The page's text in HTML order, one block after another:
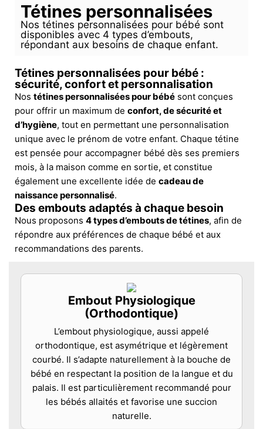
Tétines personnalisées
Nos tétines personnalisées pour bébé sont
disponibles avec 4 types d’embouts,
répondant aux besoins de chaque enfant.
Tétines personnalisées pour bébé :
sécurité, confort et personnalisation
Nos tétines personnalisées pour bébé sont conçues
pour offrir un maximum de confort, de sécurité et
d’hygiène, tout en permettant une personnalisation
unique avec le prénom de votre enfant. Chaque tétine
est pensée pour accompagner bébé dès ses premiers
mois, à la maison comme en sortie, et constitue
également une excellente idée de cadeau de
naissance personnalisé.
Des embouts adaptés à chaque besoin
Nous proposons 4 types d’embouts de tétines, afin de
répondre aux préférences de chaque bébé et aux
recommandations des parents.
Embout Physiologique
(Orthodontique)
L’embout physiologique, aussi appelé
orthodontique, est asymétrique et légèrement
courbé. Il s’adapte naturellement à la bouche de
bébé en respectant la position de la langue et du
palais. Il est particulièrement recommandé pour
les bébés allaités et favorise une succion
naturelle.